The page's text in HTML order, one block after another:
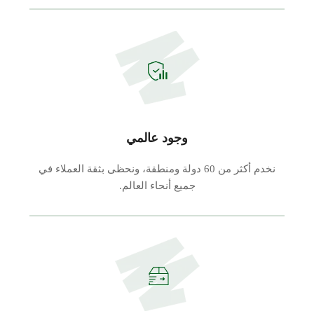
وجود عالمي
نخدم أكثر من 60 دولة ومنطقة، ونحظى بثقة العملاء في
جميع أنحاء العالم.